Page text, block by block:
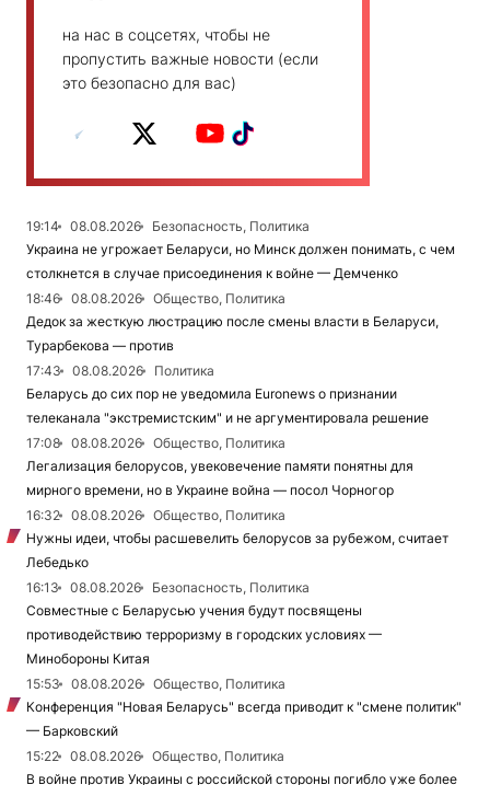
на нас в соцсетях, чтобы не
пропустить важные новости (если
это безопасно для вас)
19:14 08.08.2026
Безопасность, Политика
Украина не угрожает Беларуси, но Минск должен понимать, с чем
столкнется в случае присоединения к войне — Демченко
18:46
08.08.2026
Общество, Политика
Дедок за жесткую люстрацию после смены власти в Беларуси,
Турарбекова — против
17:43
08.08.2026
Политика
Беларусь до сих пор не уведомила Euronews о признании
телеканала "экстремистским" и не аргументировала решение
17:08
08.08.2026
Общество, Политика
Легализация белорусов, увековечение памяти понятны для
мирного времени, но в Украине война — посол Чорногор
16:32
08.08.2026
Общество, Политика
Нужны идеи, чтобы расшевелить белорусов за рубежом, считает
Лебедько
16:13
08.08.2026
Безопасность, Политика
Совместные с Беларусью учения будут посвящены
противодействию терроризму в городских условиях —
Минобороны Китая
15:53
08.08.2026
Общество, Политика
Конференция "Новая Беларусь" всегда приводит к "смене политик"
— Барковский
15:22
08.08.2026
Общество, Политика
В войне против Украины с российской стороны погибло уже более